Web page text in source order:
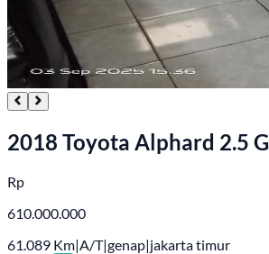
2018 Toyota Alphard 2.5 G
Rp
610.000.000
61.089 Km|A/T|genap|jakarta timur